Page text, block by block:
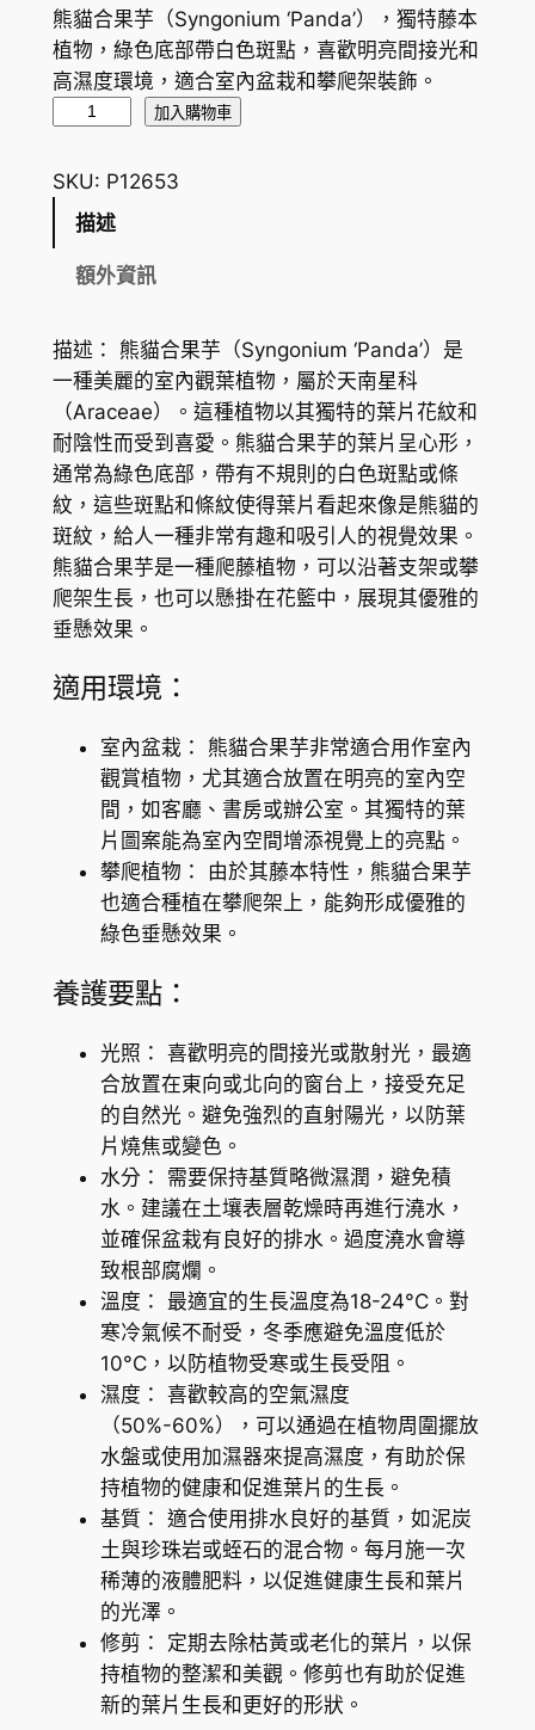
熊貓合果芋（Syngonium ‘Panda’），獨特藤本
植物，綠色底部帶白色斑點，喜歡明亮間接光和
高濕度環境，適合室內盆栽和攀爬架裝飾。
合
果
g
i
u
m
'
P
a
n
d
a
加入購物車
SKU: P12653
描述
額外資訊
描述： 熊貓合果芋（Syngonium ‘Panda’）是
一種美麗的室內觀葉植物，屬於天南星科
（Araceae）。這種植物以其獨特的葉片花紋和
耐陰性而受到喜愛。熊貓合果芋的葉片呈心形，
通常為綠色底部，帶有不規則的白色斑點或條
紋，這些斑點和條紋使得葉片看起來像是熊貓的
斑紋，給人一種非常有趣和吸引人的視覺效果。
熊貓合果芋是一種爬藤植物，可以沿著支架或攀
爬架生長，也可以懸掛在花籃中，展現其優雅的
垂懸效果。
適用環境：
室內盆栽： 熊貓合果芋非常適合用作室內
觀賞植物，尤其適合放置在明亮的室內空
間，如客廳、書房或辦公室。其獨特的葉
片圖案能為室內空間增添視覺上的亮點。
攀爬植物： 由於其藤本特性，熊貓合果芋
也適合種植在攀爬架上，能夠形成優雅的
綠色垂懸效果。
養護要點：
光照： 喜歡明亮的間接光或散射光，最適
合放置在東向或北向的窗台上，接受充足
的自然光。避免強烈的直射陽光，以防葉
片燒焦或變色。
水分： 需要保持基質略微濕潤，避免積
水。建議在土壤表層乾燥時再進行澆水，
並確保盆栽有良好的排水。過度澆水會導
致根部腐爛。
溫度： 最適宜的生長溫度為18-24°C。對
寒冷氣候不耐受，冬季應避免溫度低於
10°C，以防植物受寒或生長受阻。
濕度： 喜歡較高的空氣濕度
（50%-60%），可以通過在植物周圍擺放
水盤或使用加濕器來提高濕度，有助於保
持植物的健康和促進葉片的生長。
基質： 適合使用排水良好的基質，如泥炭
土與珍珠岩或蛭石的混合物。每月施一次
稀薄的液體肥料，以促進健康生長和葉片
的光澤。
修剪： 定期去除枯黃或老化的葉片，以保
持植物的整潔和美觀。修剪也有助於促進
新的葉片生長和更好的形狀。